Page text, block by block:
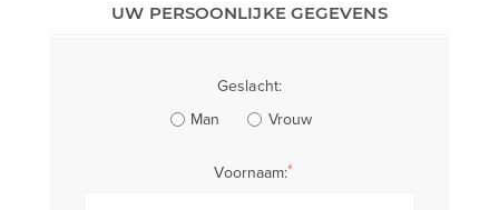
UW PERSOONLIJKE GEGEVENS
Geslacht:
Man
Vrouw
Voornaam:*